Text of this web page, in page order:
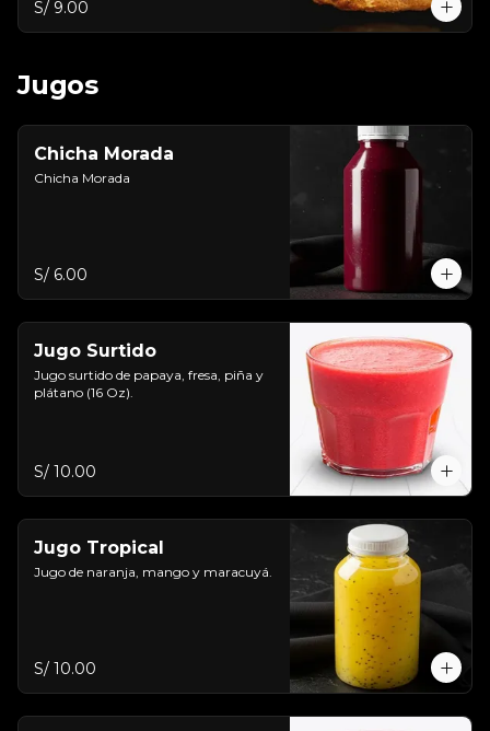
S/ 9.00
Jugos
Chicha Morada
Chicha Morada
S/ 6.00
Jugo Surtido
Jugo surtido de papaya, fresa, piña y
plátano (16 Oz).
S/ 10.00
Jugo Tropical
Jugo de naranja, mango y maracuyá.
S/ 10.00